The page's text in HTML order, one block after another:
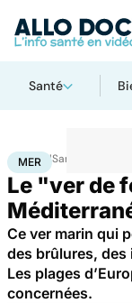
Santé
AccueilSanté
MER
Le "ver de
Ce ver marin qui
des brûlures, des
Les plages
concernées.